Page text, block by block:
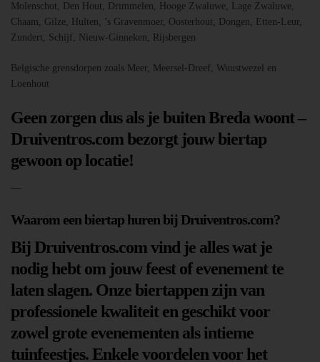
Molenschot, Den Hout, Drimmelen, Hooge Zwaluwe, Lage Zwaluwe,
Chaam, Gilze, Hulten, ’s Gravenmoer, Oosterhout, Dongen, Etten-Leur,
Zundert, Schijf, Nieuw-Ginneken, Rijsbergen
Belgische grensdorpen zoals Meer, Meersel-Dreef, Wuustwezel en
Loenhout
Geen zorgen dus als je buiten Breda woont –
Druiventros.com bezorgt jouw biertap
gewoon op locatie!
—
Waarom een biertap huren bij Druiventros.com?
Bij Druiventros.com vind je alles wat je
nodig hebt om jouw feest of evenement te
laten slagen. Onze biertappen zijn van
professionele kwaliteit en geschikt voor
zowel grote evenementen als intieme
tuinfeestjes. Enkele voordelen voor het